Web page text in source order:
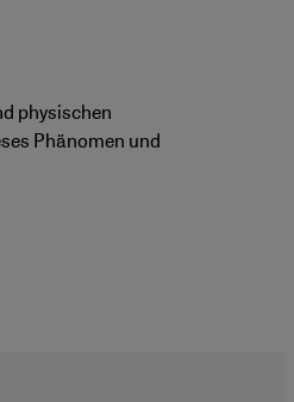
physischen
Phänomen und